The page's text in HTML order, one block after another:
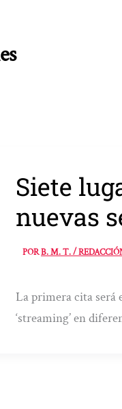
Siete
nuevas
PORB. M. T. /
La primera cita será
‘streaming’ en